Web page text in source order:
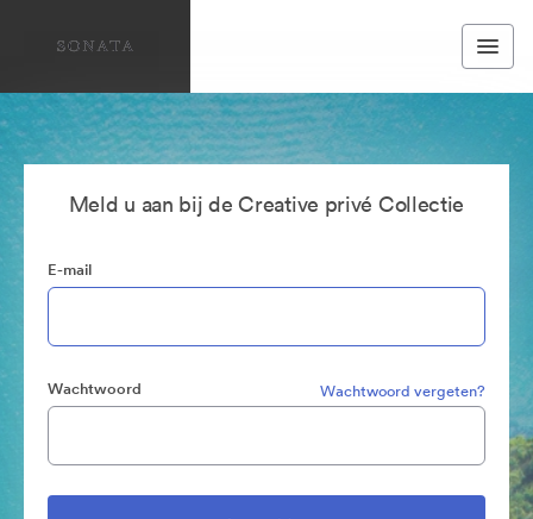
Meld u aan bij de Creative privé Collectie
E-mail
Wachtwoord Wachtwoord vergeten?